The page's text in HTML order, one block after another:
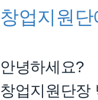
창업지원
안녕하세요?
창업지원단장